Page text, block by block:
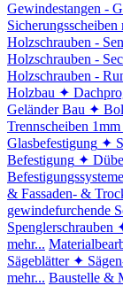
Gewindestangen -
Sicherungsscheiben
Holzschrauben -
Holzschrauben -
Holzschrauben -
Holzbau ✦
Geländer Bau ✦
Trennscheiben 1mm
Glasbefestigung ✦
Befestigung ✦
Befestigungssysteme
& Fassaden- &
gewindefurchende
Spenglerschrauben
mehr...
Sägeblätter ✦
mehr... Baustelle &